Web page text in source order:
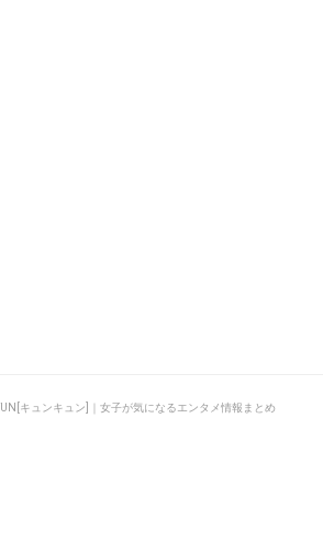
キュンキュン]｜女子が気になるエンタメ情報まとめ